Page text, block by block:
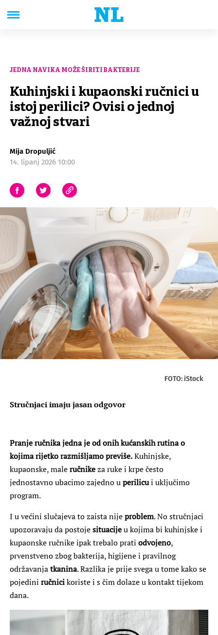
JEDNA NAVIKA MOŽE ŠIRITI BAKTERIJE
Kuhinjski i kupaonski ručnici u
istoj perilici? Ovisi o jednoj
važnoj stvari
Mija Dropuljić
14. lipanj 2026 10:00
FOTO: iStock
Stručnjaci imaju jasan odgovor
Pranje ručnika jedna je od onih kućanskih rutina o
kojima rijetko razmišljamo previše.Kuhinjske,
kupaonske, maleručnikeza ruke i krpe često
jednostavno ubacimo zajedno uperilicui uključimo
program.
I u većini slučajeva to zaista nijeproblem. No stručnjaci
upozoravaju da postojesituacijeu kojima bi kuhinjske i
kupaonske ručnike ipak trebalo prati odvojeno,
prvenstveno zbog bakterija, higijene i pravilnog
održavanjatkanina. Razlika je prije svega u tome kako se
pojedini ručnicikoriste i s čim dolaze u kontakt tijekom
dana.